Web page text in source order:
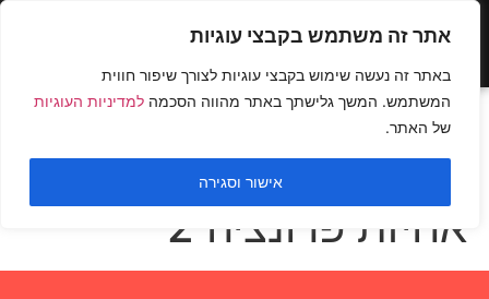
אתר זה משתמש בקבצי עוגיות
באתר זה נעשה שימוש בקבצי עוגיות לצורך שיפור חווית
המשתמש. המשך גלישתך באתר מהווה הסכמה למדיניות העוגיות
של האתר.
אישור וסגירה
חתירה במכונה ייעודית
עם תמיכה לגב התחתון
אחיזת פרונציה 2